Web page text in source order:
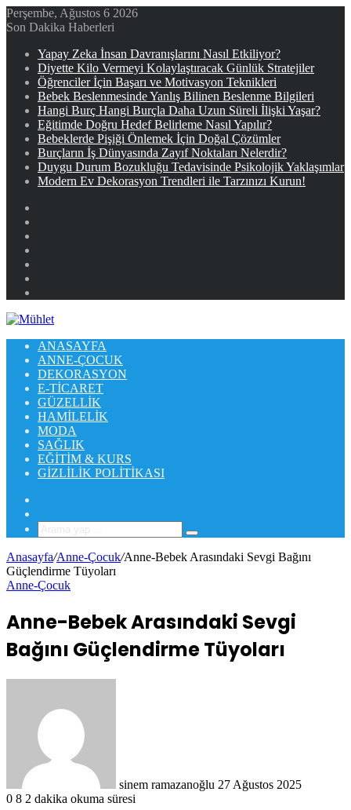
Perşembe, Ağustos 6 2026
Son Dakika Haberleri
Yapay Zeka İnsan Davranışlarını Nasıl Etkiliyor?
Diyette Kilo Vermeyi Kolaylaştıracak Günlük Stratejiler
Öğrenciler İçin Başarı ve Motivasyon Teknikleri
Bebek Beslenmesinde Yanlış Bilinen Beslenme Bilgileri
Hangi Burç Hangi Burçla Daha Uzun Süreli İlişki Yaşar?
Eğitimde Doğru Hedef Belirleme Nasıl Yapılır?
Bebeklerde Pişiği Önlemek İçin Doğal Çözümler
Burçların İş Dünyasında Zayıf Noktaları Nelerdir?
Duygu Durum Bozukluğu Tedavisinde Psikolojik Yaklaşımlar
Modern Ev Dekorasyon Trendleri ile Tarzınızı Kurun!
ANASAYFA
ANNE-ÇOCUK
DEKORASYON
E-TICARET
GÜZELLIK
HAMILELIK
MODA
SAĞLIK
EĞITIM & KURS
GIZLILIK POLITIKASI
Arama
yap
...
Anasayfa/Anne-Çocuk/Anne-Bebek Arasındaki Sevgi Bağını
Güçlendirme Tüyoları
Anne-Çocuk
Anne-Bebek Arasındaki Sevgi
Bağını Güçlendirme Tüyoları
sinem ramazanoğlu 27 Ağustos 2025
0 8 2 dakika okuma süresi